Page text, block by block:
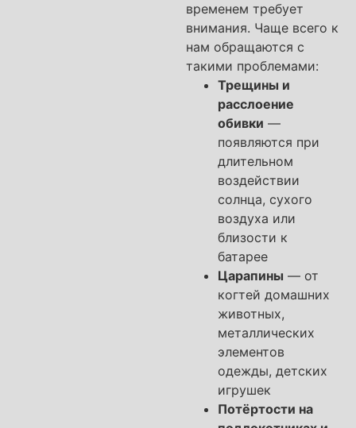
временем требует
внимания. Чаще всего к
нам обращаются с
такими проблемами:
Трещины и
расслоение
обивки —
появляются при
длительном
воздействии
солнца, сухого
воздуха или
близости к
батарее
Царапины — от
когтей домашних
животных,
металлических
элементов
одежды, детских
игрушек
Потёртости на